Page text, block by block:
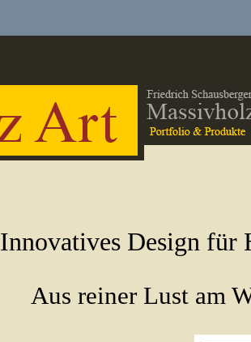
Innovatives Design für
Aus reiner Lust am